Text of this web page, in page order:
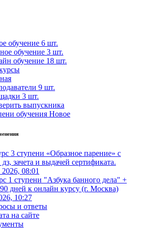
обучение 6 шт.
обучение 3 шт.
обучение 18 шт.
9 шт.
3 шт.
выпускника
обучения Новое
3 ступени «Образное парение» с
зачета и выдачей сертификата.
2026, 08:01
1 ступени "Азбука банного дела" +
дней к онлайн курсу (г. Москва)
10:27
и ответы
на сайте